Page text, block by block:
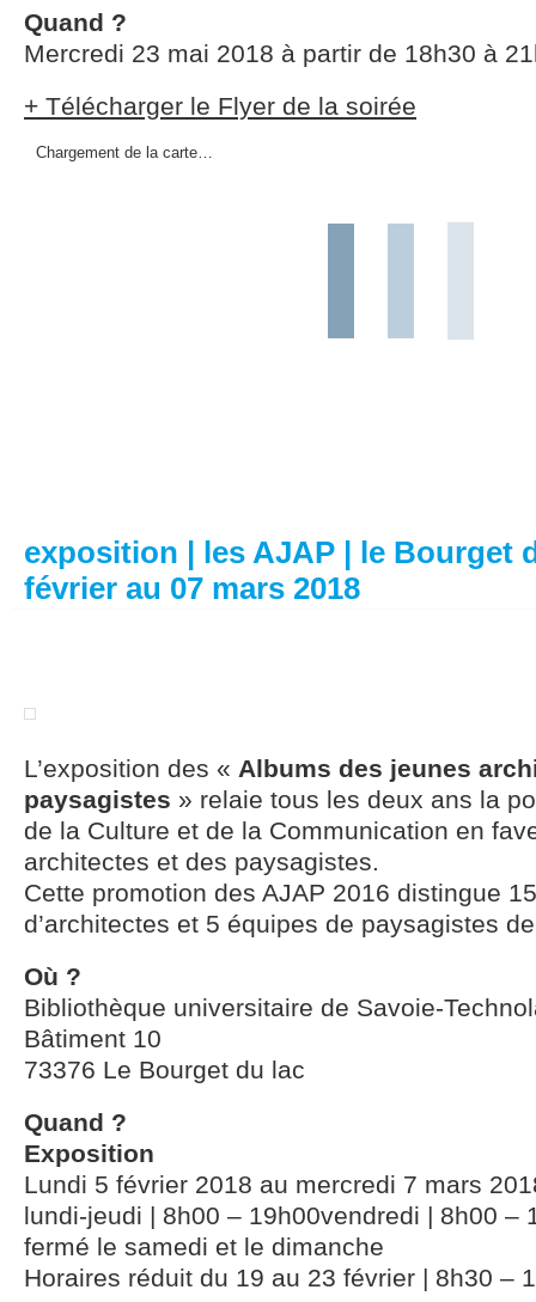
Quand ?
Mercredi 23 mai 2018 à partir de 18h30 à
+ Télécharger le Flyer de la soirée
Chargement de la carte…
exposition | les AJAP | le Bourget
février au 07 mars 2018
L’exposition des « Albums des jeunes
paysagistes » relaie tous les deux ans la
de la Culture et de la Communication en
architectes et des paysagistes.
Cette promotion des AJAP 2016 distingue
d’architectes et 5 équipes de paysagistes
Où ?
Bibliothèque universitaire de Savoie-
Bâtiment 10
73376 Le Bourget du lac
Quand ?
Exposition
Lundi 5 février 2018 au mercredi 7 mars
lundi-jeudi | 8h00 – 19h00vendredi | 8h00 –
fermé le samedi et le dimanche
Horaires réduit du 19 au 23 février | 8h30 –